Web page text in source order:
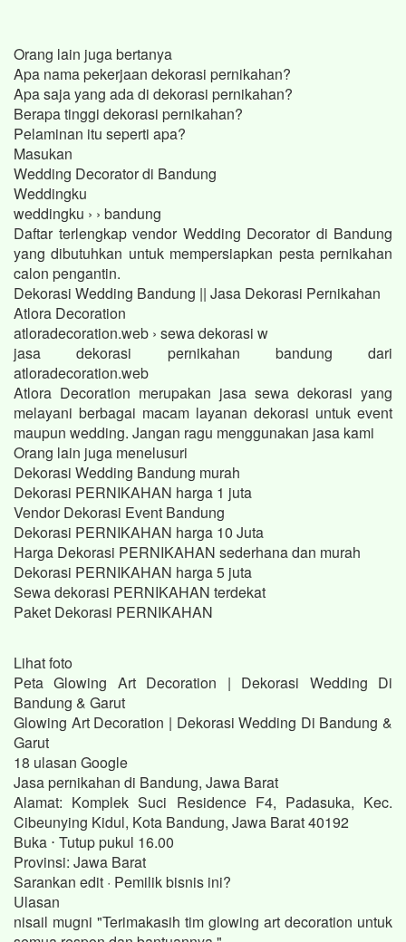
Orang lain juga bertanya
Apa nama pekerjaan dekorasi pernikahan?
Apa saja yang ada di dekorasi pernikahan?
Berapa tinggi dekorasi pernikahan?
Pelaminan itu seperti apa?
Masukan
Wedding Decorator di Bandung
Weddingku
weddingku › › bandung
Daftar terlengkap vendor Wedding Decorator di Bandung
yang dibutuhkan untuk mempersiapkan pesta pernikahan
calon pengantin.
Dekorasi Wedding Bandung || Jasa Dekorasi Pernikahan
Atlora Decoration
atloradecoration.web › sewa dekorasi w
jasa dekorasi pernikahan bandung dari
atloradecoration.web
Atlora Decoration merupakan jasa sewa dekorasi yang
melayani berbagai macam layanan dekorasi untuk event
maupun wedding. Jangan ragu menggunakan jasa kami
Orang lain juga menelusuri
Dekorasi Wedding Bandung murah
Dekorasi PERNIKAHAN harga 1 juta
Vendor Dekorasi Event Bandung
Dekorasi PERNIKAHAN harga 10 Juta
Harga Dekorasi PERNIKAHAN sederhana dan murah
Dekorasi PERNIKAHAN harga 5 juta
Sewa dekorasi PERNIKAHAN terdekat
Paket Dekorasi PERNIKAHAN
Lihat foto
Peta Glowing Art Decoration | Dekorasi Wedding Di
Bandung & Garut
Glowing Art Decoration | Dekorasi Wedding Di Bandung &
Garut
18 ulasan Google
Jasa pernikahan di Bandung, Jawa Barat
Alamat: Komplek Suci Residence F4, Padasuka, Kec.
Cibeunying Kidul, Kota Bandung, Jawa Barat 40192
Buka ⋅ Tutup pukul 16.00
Provinsi: Jawa Barat
Sarankan edit · Pemilik bisnis ini?
Ulasan
nisail mugni "Terimakasih tim glowing art decoration untuk